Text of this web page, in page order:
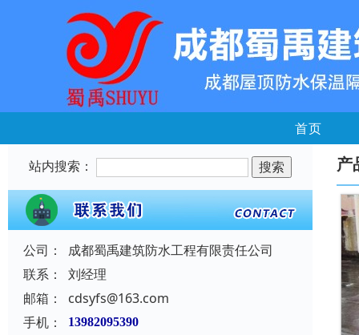
首页
站内搜索：
公司：
成都蜀禹建筑防水工程有限责任公司
联系：
刘经理
邮箱：
cdsyfs@163.com
手机：
13982095390
产